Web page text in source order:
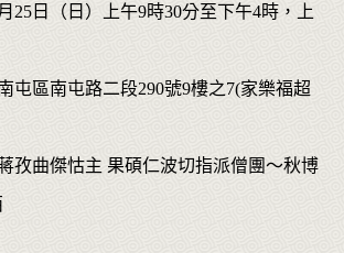
25日（日）上午9時30分至下午4時，上
屯區南屯路二段290號9樓之7(家樂福超
孜曲傑怙主 果碩仁波切指派僧團〜秋博